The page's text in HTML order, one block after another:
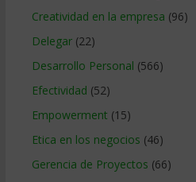
Creatividad en la empresa (96)
Delegar(22)
Desarrollo Personal (566)
Efectividad (52)
Empowerment (15)
Etica en los negocios (46)
Gerencia de Proyectos (66)